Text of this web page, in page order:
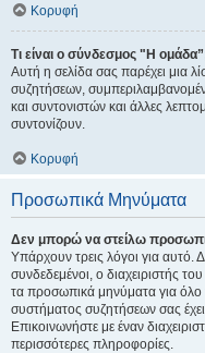
Κορυφή
Τι είναι ο σύνδεσμος "Η
Αυτή η σελίδα σας παρέχει μια
συζητήσεων,
και συντονιστών και άλλες
συντονίζουν.
Κορυφή
Προσωπικά Μηνύματα
Δεν μπορώ να στείλω
Υπάρχουν τρεις λόγοι για αυτό.
συνδεδεμένοι, ο διαχειριστής
τα προσωπικά μηνύματα για όλο
συστήματος συζητήσεων σας
Επικοινωνήστε με έναν
περισσότερες πληροφορίες.